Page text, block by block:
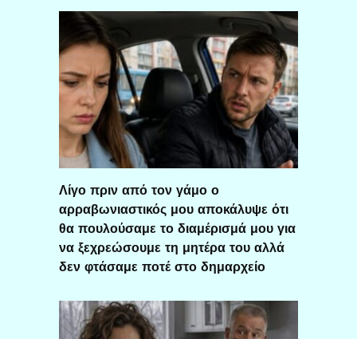
Λίγο πριν από τον γάμο ο
αρραβωνιαστικός μου αποκάλυψε ότι
θα πουλούσαμε το διαμέρισμά μου για
να ξεχρεώσουμε τη μητέρα του αλλά
δεν φτάσαμε ποτέ στο δημαρχείο